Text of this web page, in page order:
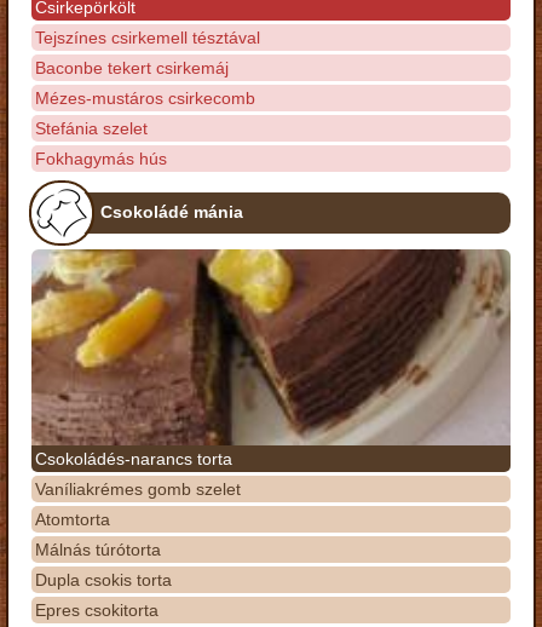
Csirkepörkölt
Tejszínes csirkemell tésztával
Baconbe tekert csirkemáj
Mézes-mustáros csirkecomb
Stefánia szelet
Fokhagymás hús
Csokoládé mánia
Csokoládés-narancs torta
Vaníliakrémes gomb szelet
Atomtorta
Málnás túrótorta
Dupla csokis torta
Epres csokitorta